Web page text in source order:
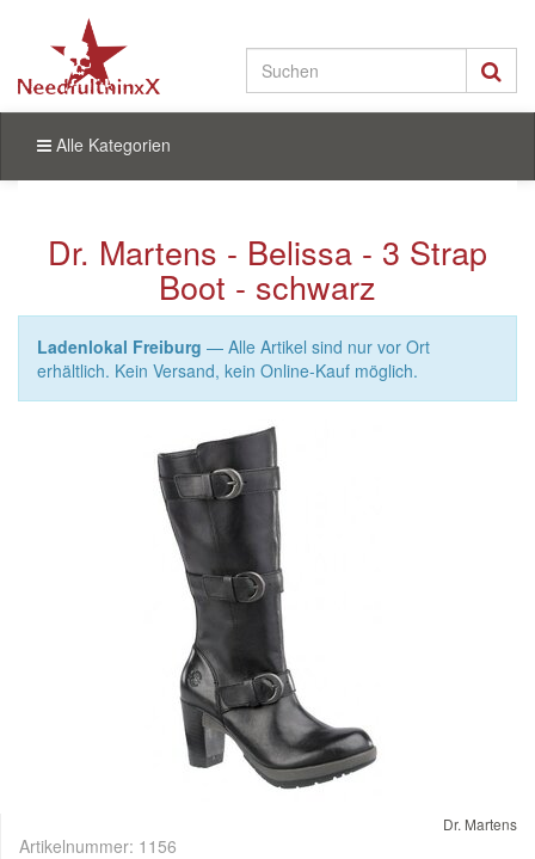
Alle Kategorien
Dr. Martens - Belissa - 3 Strap
Boot - schwarz
Ladenlokal Freiburg — Alle Artikel sind nur vor Ort
erhältlich. Kein Versand, kein Online-Kauf möglich.
Dr. Martens
Artikelnummer: 1156